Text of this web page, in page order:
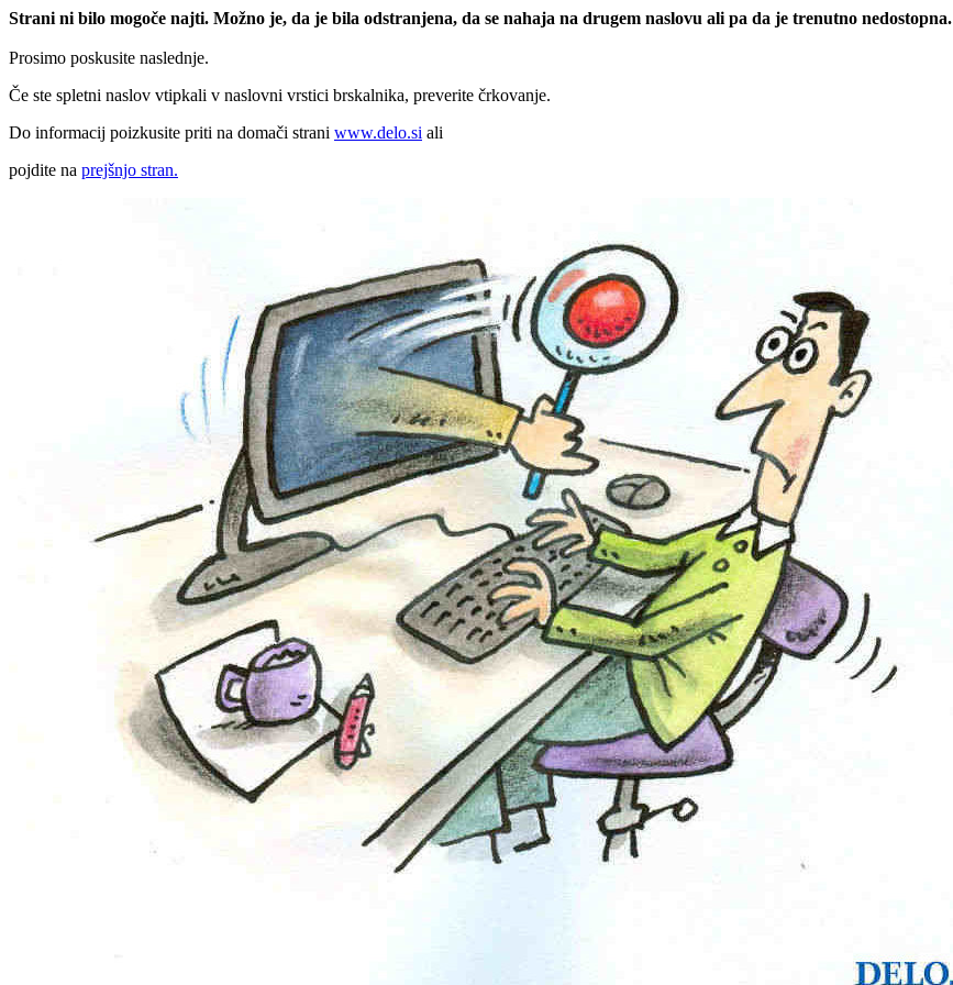
Strani ni bilo mogoče najti. Možno je, da je bila odstranjena, da se nahaja na drugem naslovu ali pa da je trenutno nedostopna.
Prosimo poskusite naslednje.
Če ste spletni naslov vtipkali v naslovni vrstici brskalnika, preverite črkovanje.
Do informacij poizkusite priti na domači strani www.delo.si ali
pojdite na prejšnjo stran.